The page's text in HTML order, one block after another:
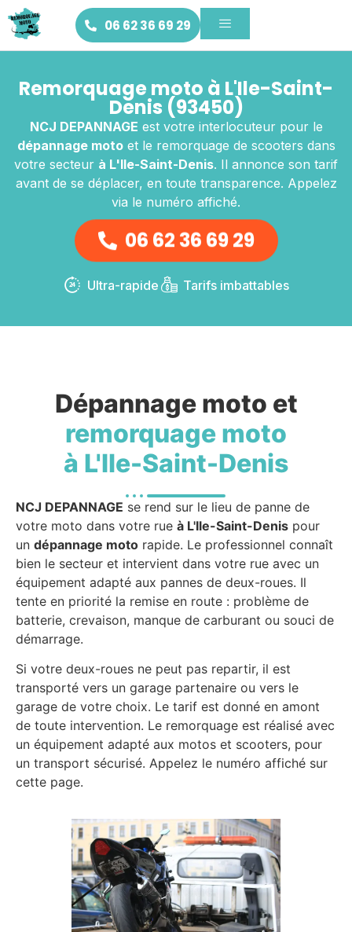
06 62 36 69 29
Remorquage moto à L'Ile-Saint-
Denis (93450)
NCJ DEPANNAGE est votre interlocuteur pour le
dépannage motoet le remorquage de scooters dans
votre secteur à L'Ile-Saint-Denis. Il annonce son tarif
avant de se déplacer, en toute transparence. Appelez
via le numéro affiché.
06 62 36 69 29
Ultra-rapide Tarifs imbattables
Dépannage moto et
remorquage moto
à L'Ile-Saint-Denis
NCJ DEPANNAGE se rend sur le lieu de panne de
votre moto dans votre rue à L'Ile-Saint-Denis pour
un dépannage moto rapide. Le professionnel connaît
bien le secteur et intervient dans votre rue avec un
équipement adapté aux pannes de deux-roues. Il
tente en priorité la remise en route : problème de
batterie, crevaison, manque de carburant ou souci de
démarrage.
Si votre deux-roues ne peut pas repartir, il est
transporté vers un garage partenaire ou vers le
garage de votre choix. Le tarif est donné en amont
de toute intervention. Le remorquage est réalisé avec
un équipement adapté aux motos et scooters, pour
un transport sécurisé. Appelez le numéro affiché sur
cette page.